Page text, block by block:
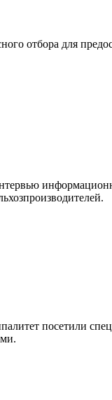
отбора для
посетили